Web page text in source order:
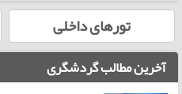
تورهای داخلی
آخرین مطالب گردشگری